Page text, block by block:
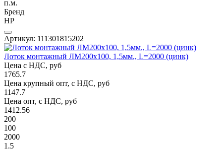
п.м.
Бренд
НР
Артикул: 111301815202
Лоток монтажный ЛМ200х100, 1,5мм., L=2000 (цинк)
Цена с НДС, руб
1765.7
Цена крупный опт, с НДС, руб
1147.7
Цена опт, с НДС, руб
1412.56
200
100
2000
1.5